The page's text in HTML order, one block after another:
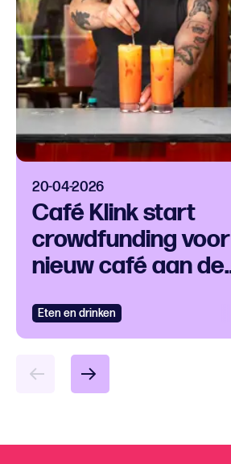
20-04-2026
Café Klink start
crowdfunding voor
nieuw café aan de
Eten en drinken